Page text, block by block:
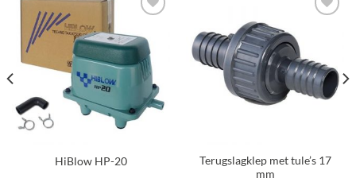
aan
verlanglijst
HiBlow HP-20
verlanglijst
Terugslagklep met tule’s 17
mm